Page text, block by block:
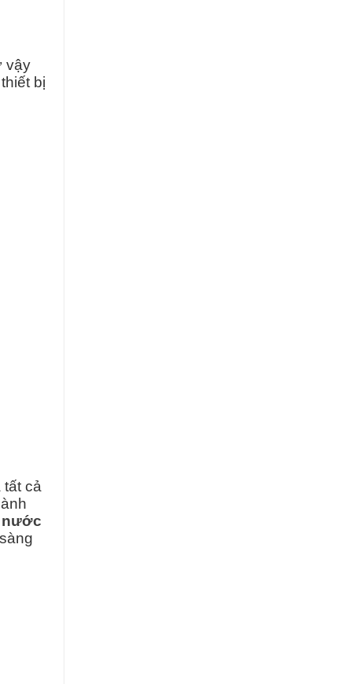
vậy
bị
tất cả
nước